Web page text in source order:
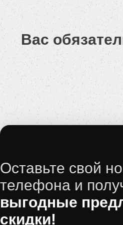
Вас
Оставьте свой
телефона и
выгодные
скидки!